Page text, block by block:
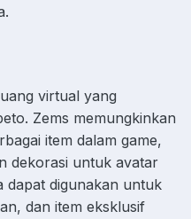
virtual yang
Zems memungkinkan
item dalam game,
dekorasi untuk avatar
dapat digunakan untuk
dan item eksklusif